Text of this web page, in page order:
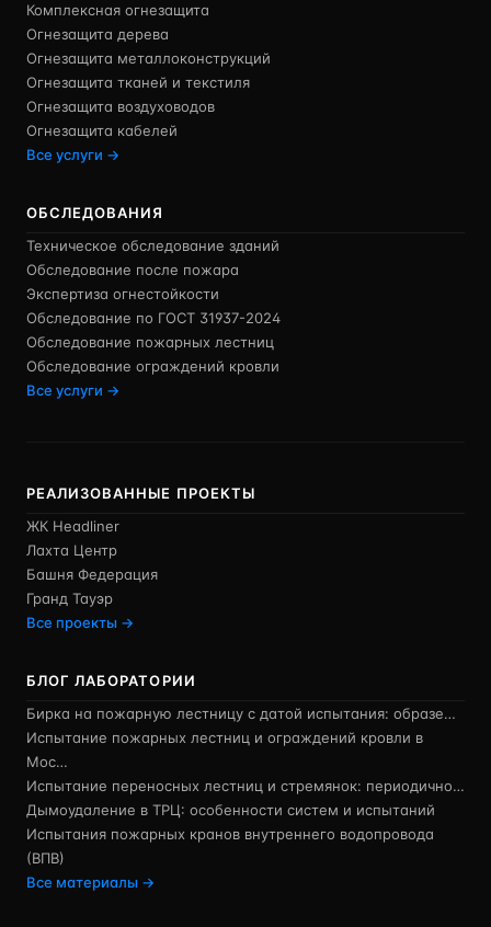
Комплексная огнезащита
Огнезащита дерева
Огнезащита металлоконструкций
Огнезащита тканей и текстиля
Огнезащита воздуховодов
Огнезащита кабелей
Все услуги →
ОБСЛЕДОВАНИЯ
Техническое обследование зданий
Обследование после пожара
Экспертиза огнестойкости
Обследование по ГОСТ 31937-2024
Обследование пожарных лестниц
Обследование ограждений кровли
Все услуги →
РЕАЛИЗОВАННЫЕ ПРОЕКТЫ
ЖК Headliner
Лахта Центр
Башня Федерация
Гранд Тауэр
Все проекты →
БЛОГ ЛАБОРАТОРИИ
Бирка на пожарную лестницу с датой испытания: образе…
Испытание пожарных лестниц и ограждений кровли в
Мос…
Испытание переносных лестниц и стремянок: периодично…
Дымоудаление в ТРЦ: особенности систем и испытаний
Испытания пожарных кранов внутреннего водопровода
(ВПВ)
Все материалы →